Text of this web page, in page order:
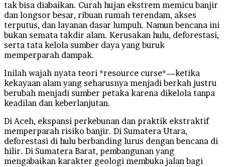
tak bisa diabaikan. Curah hujan ekstrem memicu banjir
dan longsor besar, ribuan rumah terendam, akses
terputus, dan layanan dasar lumpuh. Namun bencana ini
bukan semata takdir alam. Kerusakan hulu, deforestasi,
serta tata kelola sumber daya yang buruk
memperparah dampak.
Inilah wajah nyata teori *resource curse*—ketika
kekayaan alam yang seharusnya menjadi berkah justru
berubah menjadi sumber petaka karena dikelola tanpa
keadilan dan keberlanjutan.
Di Aceh, ekspansi perkebunan dan praktik ekstraktif
memperparah risiko banjir. Di Sumatera Utara,
deforestasi di hulu berbanding lurus dengan bencana di
hilir. Di Sumatera Barat, pembangunan yang
mengabaikan karakter geologi membuka jalan bagi